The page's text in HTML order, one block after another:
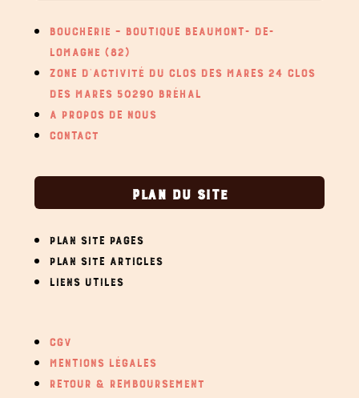
BOUCHERIE – BOUTIQUE BEAUMONT- DE-
LOMAGNE (82)
ZONE D’ACTIVITÉ DU CLOS DES MARES 24 CLOS
DES MARES 50290 BRÉHAL
A PROPOS DE NOUS
CONTACT
PLAN DU SITE
PLAN SITE PAGES
PLAN SITE ARTICLES
LIENS UTILES
CGV
MENTIONS LÉGALES
RETOUR & REMBOURSEMENT